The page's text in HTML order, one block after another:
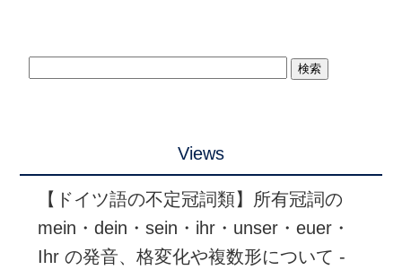
Views
【ドイツ語の不定冠詞類】所有冠詞の
mein・dein・sein・ihr・unser・euer・
Ihr の発音、格変化や複数形について -